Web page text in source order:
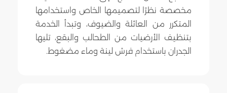
مخصصة نظرًا لتصميمها الخاص واستخدامها
المتكرر من العائلة والضيوف، وتبدأ الخدمة
بتنظيف الأرضيات من الطحالب والبقع، تليها
الجدران باستخدام فرش لينة وماء مضغوط.